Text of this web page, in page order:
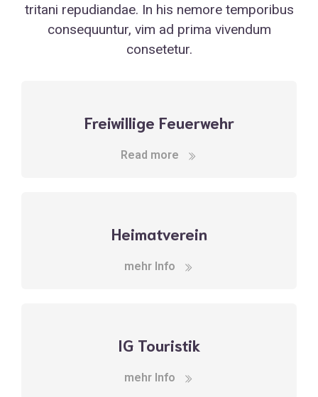
tritani repudiandae. In his nemore temporibus
consequuntur, vim ad prima vivendum
consetetur.
Freiwillige Feuerwehr
Read more
Heimatverein
mehr Info
IG Touristik
mehr Info